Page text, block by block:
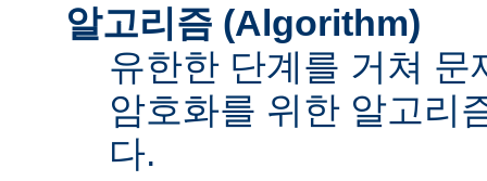
알고리즘 (Algorithm)
유한한 단계를 거쳐
암호화를 위한 알고리
다.